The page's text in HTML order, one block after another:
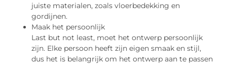
juiste materialen, zoals vloerbedekking en
gordijnen.
Maak het persoonlijk
Last but not least, moet het ontwerp persoonlijk
zijn. Elke persoon heeft zijn eigen smaak en stijl,
dus het is belangrijk om het ontwerp aan te passen